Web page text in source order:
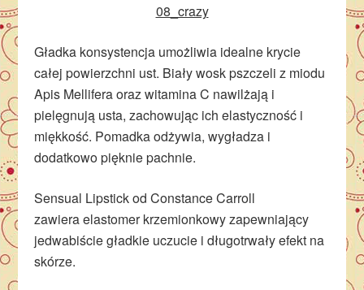
08_crazy
Gładka konsystencja umożliwia idealne krycie
całej powierzchni ust. Biały wosk pszczeli z miodu
Apis Mellifera oraz witamina C nawilżają i
pielęgnują usta, zachowując ich elastyczność i
miękkość. Pomadka odżywia, wygładza i
dodatkowo pięknie pachnie.
Sensual Lipstick od Constance Carroll
zawiera elastomer krzemionkowy zapewniający
jedwabiście gładkie uczucie i długotrwały efekt na
skórze.